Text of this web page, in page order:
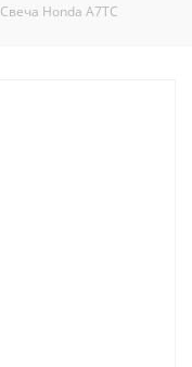
Свеча Honda A7TC